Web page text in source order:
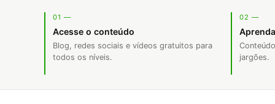
01 —
Acesse o conteúdo
Blog, redes sociais e vídeos gratuitos para
todos os níveis.
02 —
jargões.